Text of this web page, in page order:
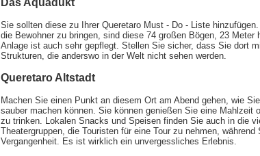
Sie sollten diese zu Ihrer Queretaro Must - Do - Liste
die Bewohner zu bringen, sind diese 74 großen Bögen, 23
Anlage ist auch sehr gepflegt. Stellen Sie sicher, dass Sie dort
Strukturen, die anderswo in der Welt nicht sehen werden.
Queretaro Altstadt
Machen Sie einen Punkt an diesem Ort am Abend gehen, wie
sauber machen können. Sie können genießen Sie eine Mahlzeit
zu trinken. Lokalen Snacks und Speisen finden Sie auch in die
Theatergruppen, die Touristen für eine Tour zu nehmen,
Vergangenheit. Es ist wirklich ein unvergessliches Erlebnis.